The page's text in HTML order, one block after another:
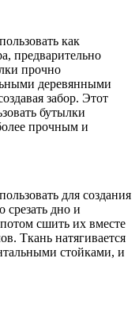
как
предварительно
прочно
деревянными
забор. Этот
бутылки
прочным и
для создания
срезать дно и
сшить их вместе
Ткань натягивается
стойками, и